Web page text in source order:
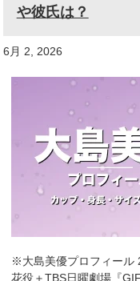
や彼氏は？
6月 2, 2026
※大島美優プロフィール
花役＋TBS日曜劇場『